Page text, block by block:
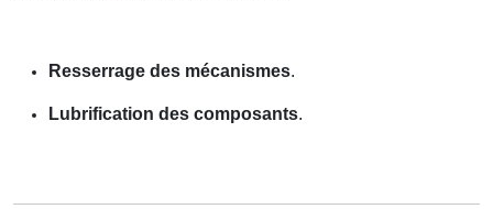
Resserrage des mécanismes.
Lubrification des composants.